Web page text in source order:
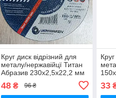
Круг диск відрізний для
металу/нержавійцї Титан
Абразив 230х2,5х22,2 мм
48₴ 96 ₴ 33